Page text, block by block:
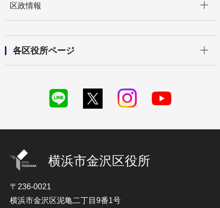
区政情報
各区役所ページ
横浜市金沢区役所
〒236-0021
横浜市金沢区泥亀二丁目9番1号